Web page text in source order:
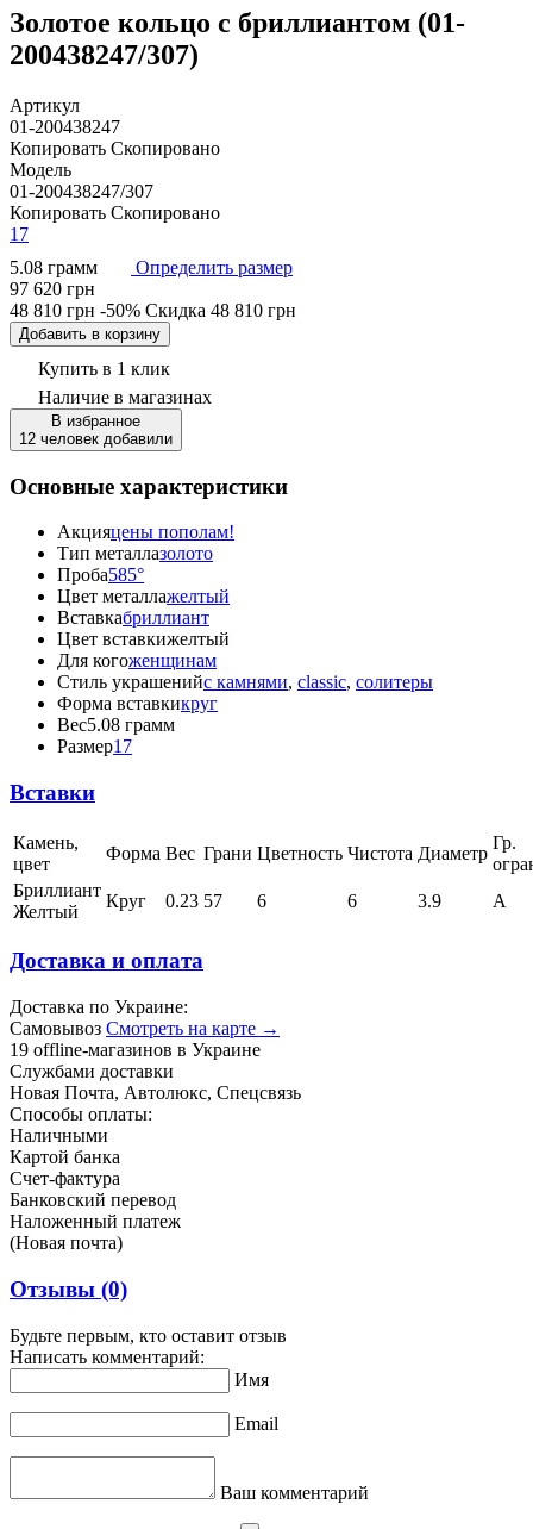
Золотое кольцо с бриллиантом (01-
200438247/307)
Артикул
01-200438247
Копировать Скопировано
Модель
01-200438247/307
Копировать Скопировано
17
5.08 грамм
Определить размер
97 620 грн
48 810 грн -50% Скидка 48 810 грн
Добавить в корзину
Купить в 1 клик
Наличие в магазинах
В избранное
12 человек добавили
Основные характеристики
Акцияцены пополам!
Тип металлазолото
Проба585°
Цвет металлажелтый
Вставкабриллиант
Цвет вставкижелтый
Для когоженщинам
Стиль украшенийс камнями, classic, солитеры
Форма вставкикруг
Вес5.08 грамм
Размер17
Вставки
Камень,
цвет
Форма Вес Грани Цветность Чистота Диаметр
Гр.
Бриллиант
Желтый
Круг 0.23 57 6 6 3.9 А
Доставка и оплата
Доставка по Украине:
Самовывоз Смотреть на карте →
19 offline-магазинов в Украине
Службами доставки
Новая Почта, Автолюкс, Спецсвязь
Способы оплаты:
Наличными
Картой банка
Счет-фактура
Банковский перевод
Наложенный платеж
(Новая почта)
Отзывы (0)
Будьте первым, кто оставит отзыв
Написать комментарий:
Имя
Email
Ваш комментарий